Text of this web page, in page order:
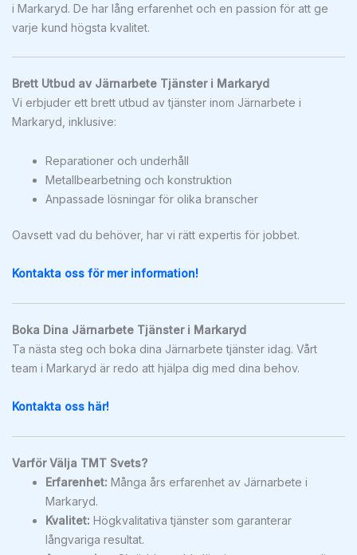
i Markaryd. De har lång erfarenhet och en passion för att ge
varje kund högsta kvalitet.
Brett Utbud av Järnarbete Tjänster i Markaryd
Vi erbjuder ett brett utbud av tjänster inom Järnarbete i
Markaryd, inklusive:
Reparationer och underhåll
Metallbearbetning och konstruktion
Anpassade lösningar för olika branscher
Oavsett vad du behöver, har vi rätt expertis för jobbet.
Kontakta oss för mer information!
Boka Dina Järnarbete Tjänster i Markaryd
Ta nästa steg och boka dina Järnarbete tjänster idag. Vårt
team i Markaryd är redo att hjälpa dig med dina behov.
Kontakta oss här!
Varför Välja TMT Svets?
Erfarenhet: Många års erfarenhet av Järnarbete i
Markaryd.
Kvalitet: Högkvalitativa tjänster som garanterar
långvariga resultat.